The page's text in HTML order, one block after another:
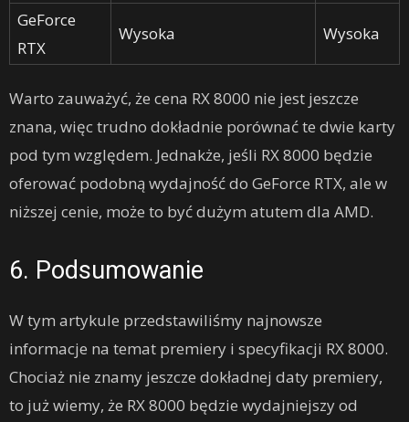
GeForce
RTX
Wysoka Wysoka
Warto zauważyć, że cena RX 8000 nie jest jeszcze
znana, więc trudno dokładnie porównać te dwie karty
pod tym względem. Jednakże, jeśli RX 8000 będzie
oferować podobną wydajność do GeForce RTX, ale w
niższej cenie, może to być dużym atutem dla AMD.
6. Podsumowanie
W tym artykule przedstawiliśmy najnowsze
informacje na temat premiery i specyfikacji RX 8000.
Chociaż nie znamy jeszcze dokładnej daty premiery,
to już wiemy, że RX 8000 będzie wydajniejszy od